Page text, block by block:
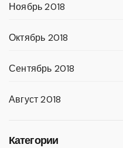
Ноябрь 2018
Октябрь 2018
Сентябрь 2018
Август 2018
Категории